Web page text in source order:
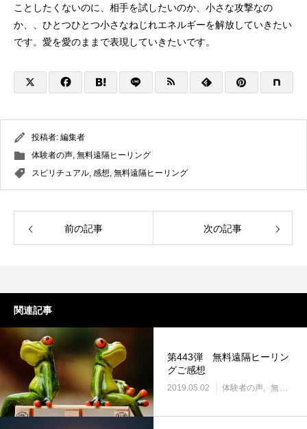
ことしたくないのに、相手を試したいのか、小さな攻撃なの
か、、ひとつひとつ小さなねじれエネルギーを解放していきたい
です。愛を愛のままで表現していきたいです。
投稿者: 編集者
体験者の声, 無料遠隔ヒーリング
スピリチュアル, 感想, 無料遠隔ヒーリング
前の記事 次の記事
関連記事
第443弾 無料遠隔ヒーリン
グご感想
2019.05.02 体験者の声 無料遠隔ヒーリング